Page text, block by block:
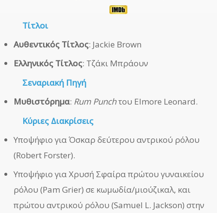
Τίτλοι
Αυθεντικός Τίτλος: Jackie Brown
Ελληνικός Τίτλος: Τζάκι Μπράουν
Σεναριακή Πηγή
Μυθιστόρημα: Rum Punchτου Elmore Leonard.
Κύριες Διακρίσεις
Υποψήφιο για Όσκαρ δεύτερου αντρικού ρόλου
(Robert Forster).
Υποψήφιο για Χρυσή Σφαίρα πρώτου γυναικείου
ρόλου (Pam Grier) σε κωμωδία/μιούζικαλ, και
πρώτου αντρικού ρόλου (Samuel L. Jackson) στην